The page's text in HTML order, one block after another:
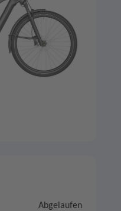
Abgelaufen